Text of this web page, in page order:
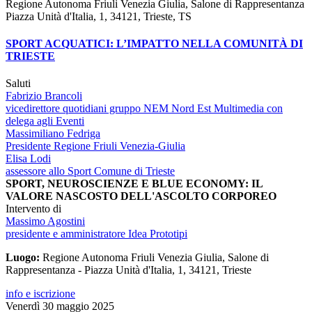
Regione Autonoma Friuli Venezia Giulia, Salone di Rappresentanza
Piazza Unità d'Italia, 1, 34121, Trieste, TS
SPORT ACQUATICI: L’IMPATTO NELLA COMUNITÀ DI
TRIESTE
Saluti
Fabrizio Brancoli
vicedirettore quotidiani gruppo NEM Nord Est Multimedia con
delega agli Eventi
Massimiliano Fedriga
Presidente Regione Friuli Venezia-Giulia
Elisa Lodi
assessore allo Sport Comune di Trieste
SPORT, NEUROSCIENZE E BLUE ECONOMY: IL
VALORE NASCOSTO DELL'ASCOLTO CORPOREO
Intervento di
Massimo Agostini
presidente e amministratore Idea Prototipi
Luogo: Regione Autonoma Friuli Venezia Giulia, Salone di
Rappresentanza - Piazza Unità d'Italia, 1, 34121, Trieste
info e iscrizione
Venerdì 30 maggio 2025